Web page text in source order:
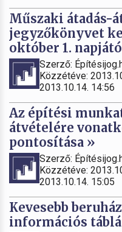
Műszaki átadás-
jegyzőkönyvet
október 1.
Szerző:
Közzétéve:
2013.10.14. 14:56
Az építési
átvételére
pontosítása »
Szerző:
Közzétéve:
2013.10.14. 15:05
Kevesebb
információs